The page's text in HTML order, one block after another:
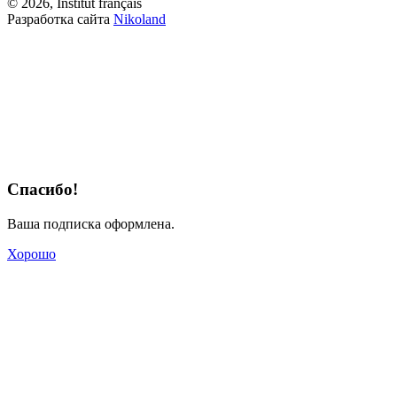
Разработка сайта Nikoland
Спасибо!
Ваша подписка оформлена.
Хорошо